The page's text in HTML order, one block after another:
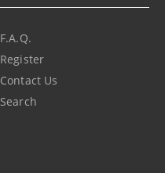
F.A.Q.
Register
Contact Us
Search